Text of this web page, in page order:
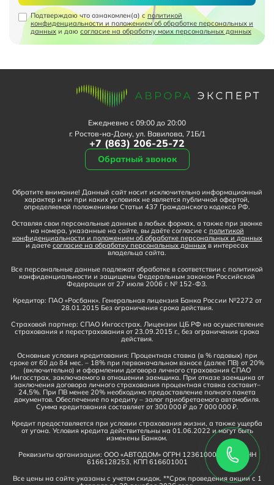
Подтверждаю что ознакомлен(а) сполитикой
конфиденциальности и положением об обработке персональных и
данных и даю согласие на обработку моих персональных данных
Ежедневно с 09:00 до 20:00
г. Ростов-на-Дону, ул. Вавилова, 71Б/1
+7 (863) 206-25-72
Обратный звонок
Обратите внимание! Данный сайт носит исключительно информационный
характер и ни при каких условиях не является публичной офертой,
определяемой положениями Статьи 437 Гражданского кодекса РФ.
Оставляя свои персональные данные в любых формах, а также при звонке
на номера, указанные на сайте, вы даёте согласие с политикой
конфиденциальности и положением об обработке персональных и данных
и даете согласие на обработку персональных данных в интересах
владельца сайта.
Все персональные данные подлежат обработке в соответствии с политикой
конфиденциальности и защищены Федеральным законом Российской
Федерации от 27 июля 2006 г. № 152-ФЗ.
Кредитор: ПАО «Росбанк». Генеральная лицензия Банка России №2272 от
28.01.2015 Без ограничения срока действия.
Страховой партнер: СПАО Ингосстрах. Лицензии ЦБ РФ на осуществление
страхования и перестрахования от 23.09.2015 г., без ограничения срока
действия.
Основные условия кредитования: Процентная ставка (в % годовых) при
сроке от 60 до 84 мес. – 18% при первоначальном взносе (далее ПВ) от 20%
(включительно) и оформлении договора личного страхования СПАО
Ингосстрах, заключаемого в отношении заемщика. При отказе заемщика от
заключения договора личного страхования процентная ставка составит–
24,5%. При ПВ менее 20% необходимо предоставление полного пакета
документов. Обеспечение по кредиту – залог приобретаемого автомобиля.
Сумма кредитования составляет от 300 000 ₽ до 7 000 000 ₽.
Кредит предоставляется при условии страхования жизни, а также ущерба
от угона. Условия кредита действительны на 01.06.2022 и могут быть
изменены Банком.
Реквизиты организации: ООО «АВТОДОМ» ОГРН 1236100016910, ИНН
6166128253, КПП 616601001
Все цены на сайте указаны с учетом скидок. **Срок проведения акции с 1